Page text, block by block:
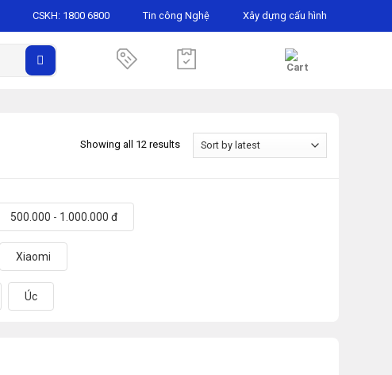
CSKH: 1800 6800 Tin công Nghệ Xây dựng cấu hình
Showing all 12 results
500.000 - 1.000.000 đ
Xiaomi
Úc